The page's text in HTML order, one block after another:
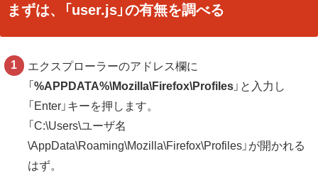
まずは、「user.js」の有無を調べる
エクスプローラーのアドレス欄に
「%APPDATA%\Mozilla\Firefox\Profiles 」と入力し
「Enter」キーを押します。
「C:\Users\ユーザ名
\AppData\Roaming\Mozilla\Firefox\Profiles」が開かれる
はず。